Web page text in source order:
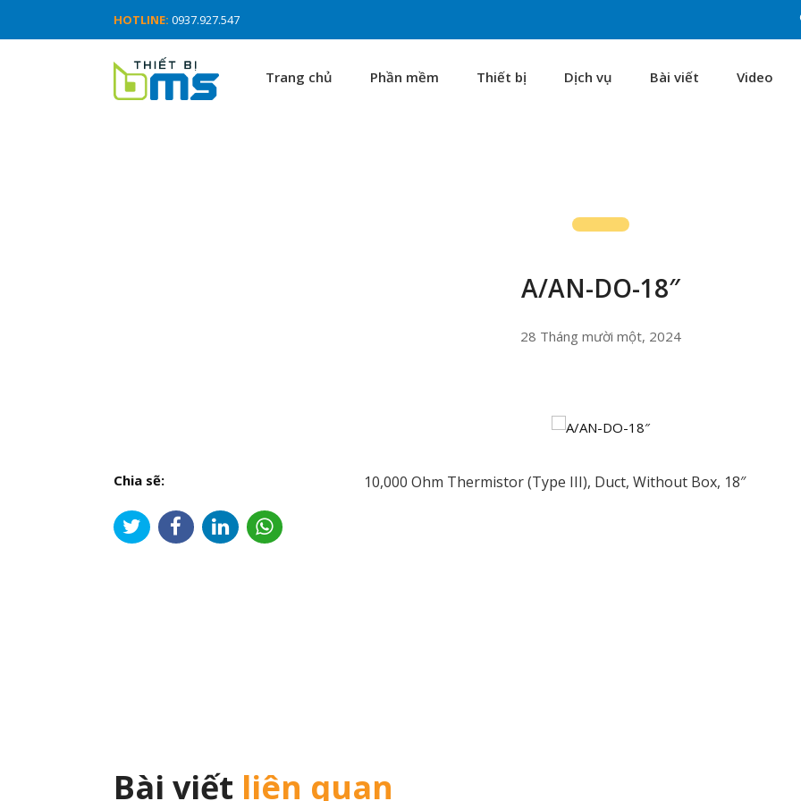
HOTLINE: 0937.927.547
Trang chủ Phần mềm Thiết bị Dịch vụ Bài viết Video
A/AN-DO-18″
28 Tháng mười một, 2024
Chia sẽ: 10,000 Ohm Thermistor (Type III), Duct, Without Box, 18″
Bài viết liên quan